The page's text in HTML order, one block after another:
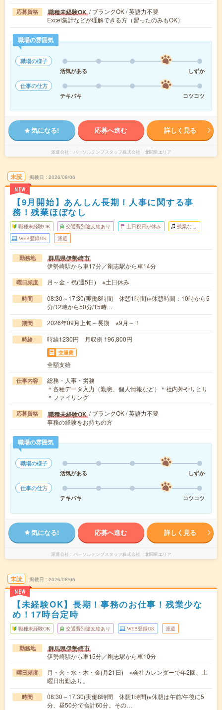
応募資格 職種未経験OK / ブランクOK / 英語力不要
Excel集計などが理解できる方（習ったのみもOK）
職場の雰囲気
職場の様子
活気がある
しずか
仕事の仕方
テキパキ
コツコツ
気になる! 応募へ進む 詳しく見る
派遣会社 パーソルテンプスタッフ株式会社 北関東エリア
未読
NEW
掲載日 2026/08/06
【9月開始】あんしん長期！人事に関する事
務！残業ほぼなし
職種未経験OK 交通費別途支給あり 土日祝日が休み 残業なし
WEB登録OK 派遣
勤務地 群馬県伊勢崎市
伊勢崎駅から車17分／剛志駅から車14分
曜日頻度 月～金・祝(週5日) ※土日休み
時間
08:30～17:30(実働8時間 休憩1時間)※休憩時間：10時から5
分/12時から50分/15時…
期間 2026年09月上旬～長期 ※9月～！
時給 時給1230円 月収例 196,800円
交通費
全額支給
仕事内容
総務・人事・労務
＊各種データ入力（勤怠、個人情報など）＊社内外やりとり
＊ファイリング
応募資格 職種未経験OK / ブランクOK / 英語力不要
事務の経験をお持ちの方
職場の雰囲気
職場の様子
活気がある
しずか
仕事の仕方
テキパキ
コツコツ
気になる! 応募へ進む 詳しく見る
派遣会社 パーソルテンプスタッフ株式会社 北関東エリア
未読
NEW
掲載日 2026/08/06
【未経験OK】長期！事務のお仕事！残業少な
め！17時台定時
職種未経験OK 交通費別途支給あり WEB登録OK 派遣
勤務地 群馬県伊勢崎市
伊勢崎駅から車15分／剛志駅から車10分
曜日頻度
月・火・水・木・金(月21日) ※会社カレンダーで年2回、土
曜日出勤あり。
時間
08:30～17:30(実働8時間 休憩1時間)※休憩は午前/午後に5
分、昼50分で合計60分。その…